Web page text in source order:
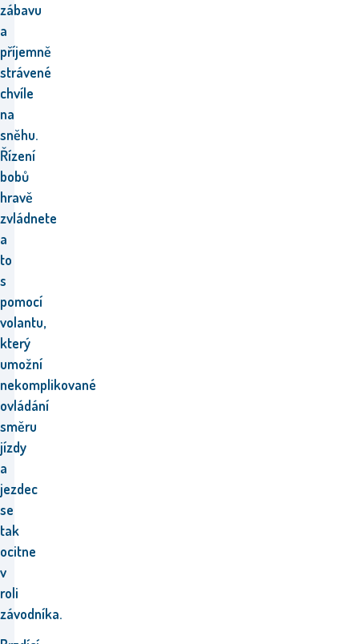
zábavu
a
příjemně
strávené
chvíle
na
sněhu.
Řízení
bobů
hravě
zvládnete
a
to
s
pomocí
volantu,
který
umožní
nekomplikované
ovládání
směru
jízdy
a
jezdec
se
tak
ocitne
v
roli
závodníka.